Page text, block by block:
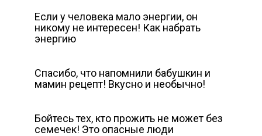
Если у человека мало энергии, он
никому не интересен! Как набрать
энергию
Спасибо, что напомнили бабушкин и
мамин рецепт! Вкусно и необычно!
Бойтесь тех, кто прожить не может без
семечек! Это опасные люди